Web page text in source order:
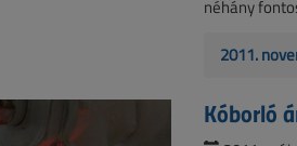
néhány
2011.
Kóborló